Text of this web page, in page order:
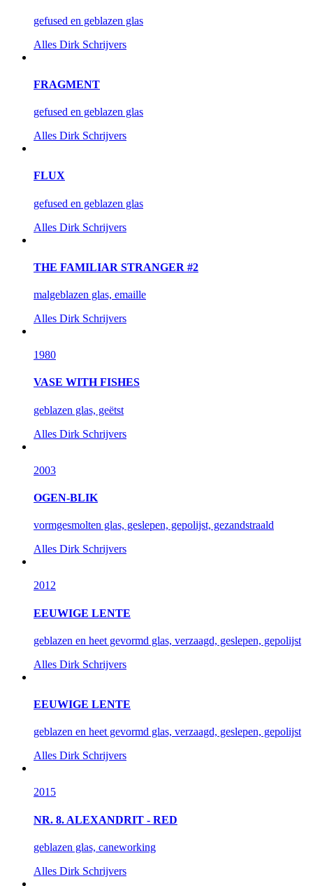
gefused en geblazen glas
Alles Dirk Schrijvers
FRAGMENT
gefused en geblazen glas
Alles Dirk Schrijvers
FLUX
gefused en geblazen glas
Alles Dirk Schrijvers
THE FAMILIAR STRANGER #2
malgeblazen glas, emaille
Alles Dirk Schrijvers
1980
VASE WITH FISHES
geblazen glas, geëtst
Alles Dirk Schrijvers
2003
OGEN-BLIK
vormgesmolten glas, geslepen, gepolijst, gezandstraald
Alles Dirk Schrijvers
2012
EEUWIGE LENTE
geblazen en heet gevormd glas, verzaagd, geslepen, gepolijst
Alles Dirk Schrijvers
EEUWIGE LENTE
geblazen en heet gevormd glas, verzaagd, geslepen, gepolijst
Alles Dirk Schrijvers
2015
NR. 8. ALEXANDRIT - RED
geblazen glas, caneworking
Alles Dirk Schrijvers